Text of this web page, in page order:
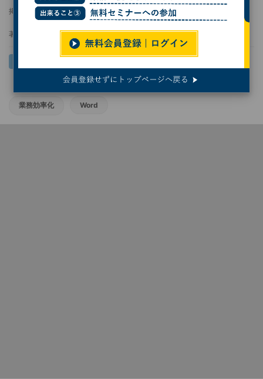
掲載日 2025/09/01 11:00
著者： 相澤裕介
業務効率化 Word